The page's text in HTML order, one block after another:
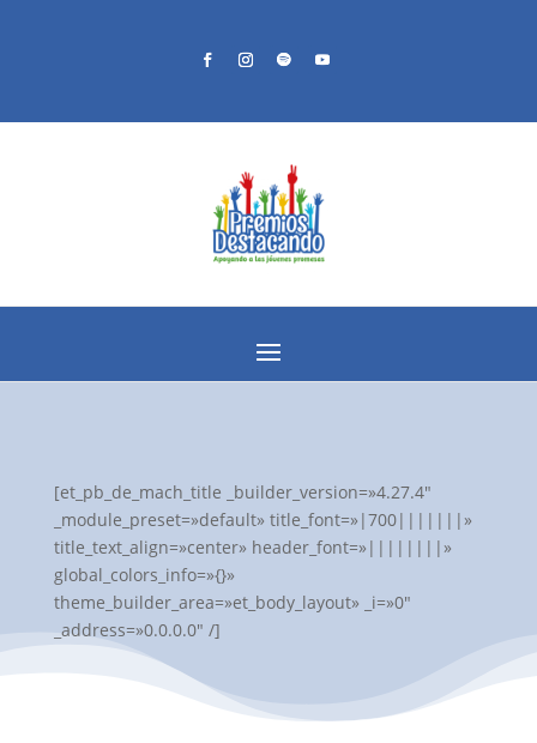
[et_pb_de_mach_title _builder_version=»4.27.4″
_module_preset=»default» title_font=»|700|||||||»
title_text_align=»center» header_font=»||||||||»
global_colors_info=»{}»
theme_builder_area=»et_body_layout» _i=»0″
_address=»0.0.0.0″ /]